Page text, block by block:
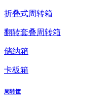
折叠式周转箱
翻转套叠周转箱
储纳箱
卡板箱
周转筐